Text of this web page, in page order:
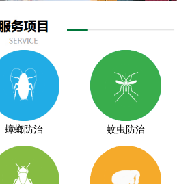
蟑螂防治 蚊虫防治